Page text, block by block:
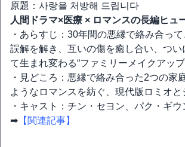
原題：사랑을 처방해 드립니다
人間ドラマ×医療 × ロマンスの長編ヒュ
・あらすじ：30年間の悪縁で絡み合っ
誤解を解き、互いの傷を癒し合い、つい
て生まれ変わる“ファミリーメイクアップ
・見どころ：悪縁で絡み合った2つの家
ようなロマンスを紡ぐ、現代版ロミオと
・キャスト：チン・セヨン、パク・ギウ
➡ 【関連記事】